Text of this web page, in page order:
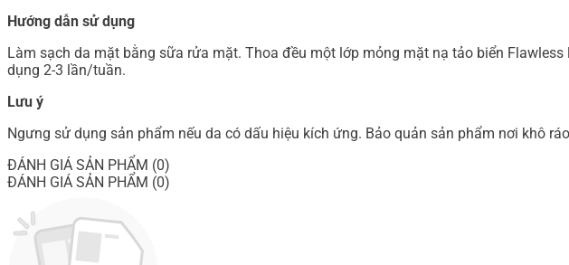
Hướng dẫn sử dụng
Làm sạch da mặt bằng sữa rửa mặt. Thoa đều một lớp mỏng mặt nạ tảo biển
dụng 2-3 lần/tuần.
Lưu ý
Ngưng sử dụng sản phẩm nếu da có dấu hiệu kích ứng. Bảo quản sản phẩm nơi khô
ĐÁNH GIÁ SẢN PHẨM (0)
ĐÁNH GIÁ SẢN PHẨM (0)